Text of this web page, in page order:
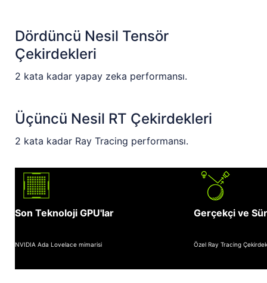
Dördüncü Nesil Tensör
Çekirdekleri
2 kata kadar yapay zeka performansı.
Üçüncü Nesil RT Çekirdekleri
2 kata kadar Ray Tracing performansı.
Son Teknoloji GPU'lar
NVIDIA Ada Lovelace mimarisi
Gerçekçi ve
Özel Ray Tracing